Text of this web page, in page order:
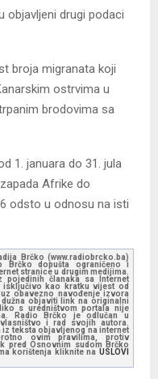
objavljeni drugi podaci
broja migranata koji
ostrvima u
brodovima sa
1. januara do 31. jula
Afrike do
odsto u odnosu na isti
Brčko (www.radiobrcko.ba)
Brčko dopušta ograničeno i
stranice u drugim medijima.
članaka sa Internet
isključivo kao kratku vijest od
obavezno navođenje izvora
objaviti link na originalni
s uredništvom portala nije
Radio Brčko je odlučan u
i rad svojih autora.
teksta objavljenog na internet
ovim pravilima, protiv
pred Osnovnim sudom Brčko
korištenja kliknite na USLOVI